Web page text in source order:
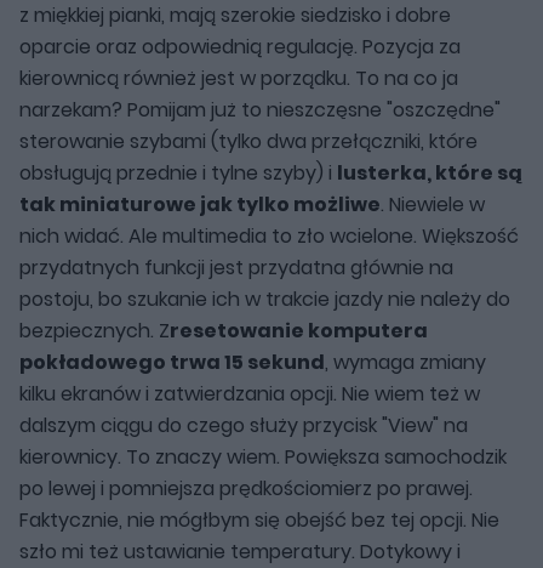
z miękkiej pianki, mają szerokie siedzisko i dobre
oparcie oraz odpowiednią regulację. Pozycja za
kierownicą również jest w porządku. To na co ja
narzekam? Pomijam już to nieszczęsne "oszczędne"
sterowanie szybami (tylko dwa przełączniki, które
obsługują przednie i tylne szyby) i lusterka, które są
tak miniaturowe jak tylko możliwe. Niewiele w
nich widać. Ale multimedia to zło wcielone. Większość
przydatnych funkcji jest przydatna głównie na
postoju, bo szukanie ich w trakcie jazdy nie należy do
bezpiecznych. Zresetowanie komputera
pokładowego trwa 15 sekund, wymaga zmiany
kilku ekranów i zatwierdzania opcji. Nie wiem też w
dalszym ciągu do czego służy przycisk "View" na
kierownicy. To znaczy wiem. Powiększa samochodzik
po lewej i pomniejsza prędkościomierz po prawej.
Faktycznie, nie mógłbym się obejść bez tej opcji. Nie
szło mi też ustawianie temperatury. Dotykowy i